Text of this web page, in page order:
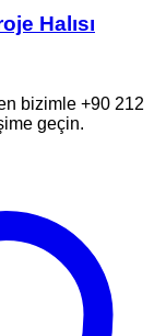
Halısı
bizimle +90 212
geçin.